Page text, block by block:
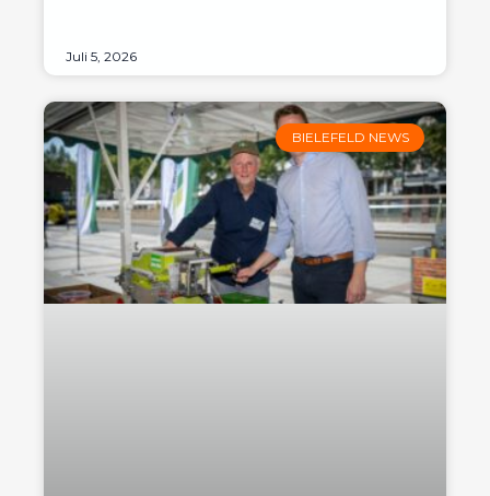
Juli 5, 2026
BIELEFELD NEWS